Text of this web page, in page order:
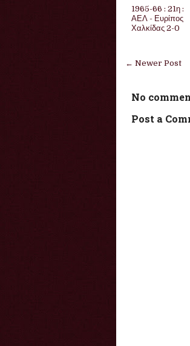
1965-66 : 21η :
ΑΕΛ - Ευρίπος
Χαλκίδας 2-0
← Newer Post
No
Post a